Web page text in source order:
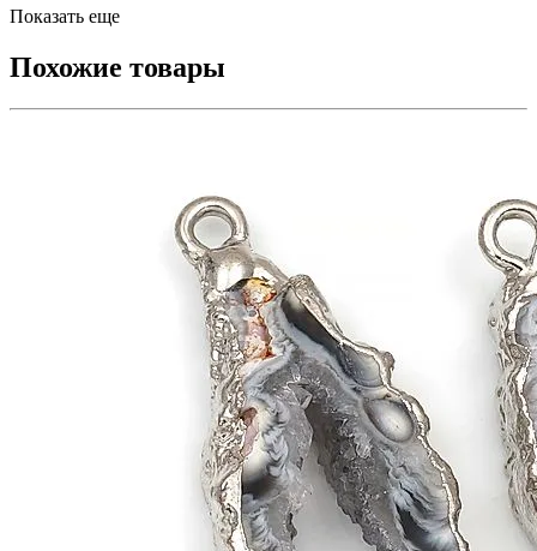
Показать еще
Похожие товары